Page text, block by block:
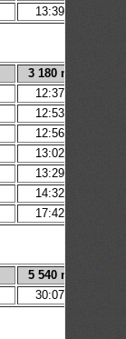
13:39
3 180 m
12:37
12:53
12:56
13:02
13:29
14:32
17:42
5 540 m
30:07